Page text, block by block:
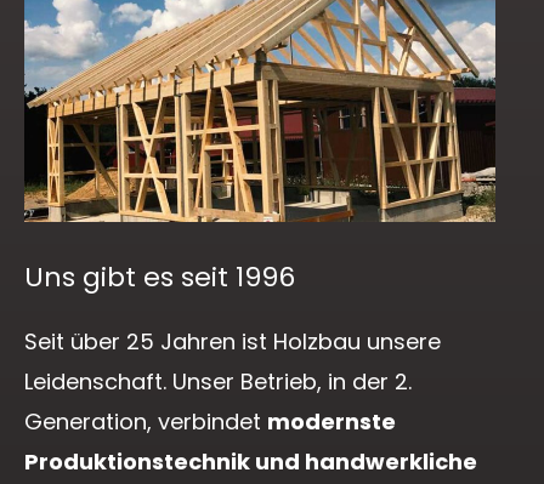
Uns gibt es seit 1996
Seit über 25 Jahren ist Holzbau unsere
Leidenschaft. Unser Betrieb, in der 2.
Generation, verbindet modernste
Produktionstechnik und handwerkliche